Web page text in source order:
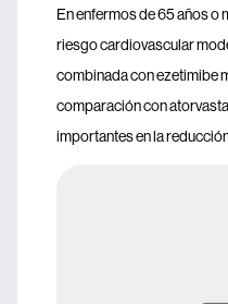
En enfermos de 65 años
riesgo cardiovascular
combinada con ezetimibe
comparación con
importantes en la